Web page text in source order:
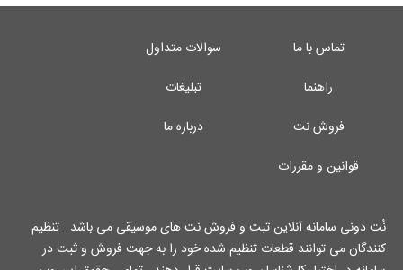
تماس با ما
سوالات متداول
راهنما
تبلیغات
فروش نت
درباره ما
قوانین و مقررات
نُت دونی سامانه آنلاین ثبت و فروش نت های موسیقی می باشد . تنظیم
کنندگان می توانند قطعات تنظیم شده خود را به جهت فروش و ثبت در